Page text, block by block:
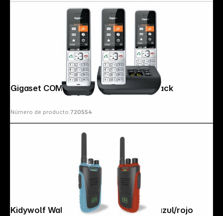
Gigaset COMFORT 500A trio silver-black
Número de producto:720554
Kidywolf Walkie-Talkies con linterna azul/rojo
Copyright © 2000 - 2026 DIFOX. All rights reserved.